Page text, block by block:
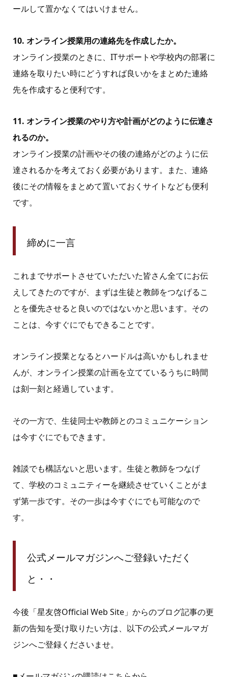
ールして置かなくてはいけません。
10. オンライン授業用の連絡先を作成したか。
オンライン授業のときに、ITサポートや学校内の部署に
連絡を取りたい時にどうすれば良いかをまとめた連絡
先を作成すると便利です。
11. オンライン授業のやり方や計画がどのように伝達さ
れるのか。
オンライン授業の計画やその後の連絡がどのように伝
達されるかを考えておく必要があります。また、連絡
後にその情報をまとめて置いておくサイトなども便利
です。
締めに一言
これまでサポートさせていただいた皆さん全てにお伝
えしてきたのですが、まずは生徒と教師をつなげるこ
とを優先させると良いのではないかと思います。その
ことは、今すぐにでもできることです。
オンライン授業となるとハードルは高いかもしれませ
んが、オンライン授業の計画を立てているうちに時間
は刻一刻と経過しています。
その一方で、生徒同士や教師とのコミュニケーション
は今すぐにでもできます。
雑談でも構話ないと思います。生徒と教師をつなげ
て、学校のコミュニティーを継続させていくことがま
ず第一歩です。その一歩は今すぐにでも可能なので
す。
公式メールマガジンへご登録いただく
と・・
今後「星友啓Official Web Site」からのブログ記事の更
新の告知を受け取りたい方は、以下の公式メールマガ
ジンへご登録くださいませ。